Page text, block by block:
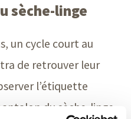
sèche-linge
un cycle court au
de retrouver leur
l’étiquette
du sèche-linge